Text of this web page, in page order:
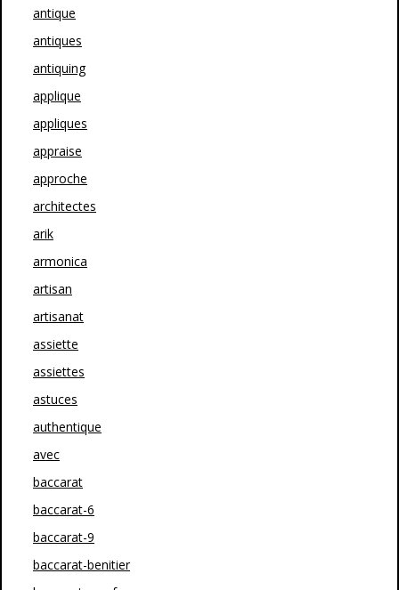
antique
antiques
antiquing
applique
appliques
appraise
approche
architectes
arik
armonica
artisan
artisanat
assiette
assiettes
astuces
authentique
avec
baccarat
baccarat-6
baccarat-9
baccarat-benitier